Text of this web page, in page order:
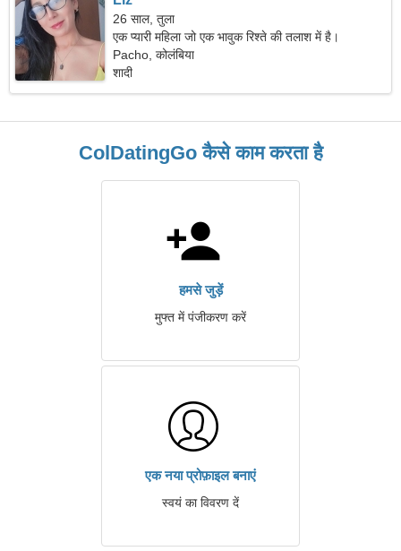
26 साल, तुला
एक प्यारी महिला जो एक भावुक रिश्ते की तलाश में है।
Pacho, कोलंबिया
शादी
ColDatingGo कैसे काम करता है
हमसे जुड़ें
मुफ्त में पंजीकरण करें
एक नया प्रोफ़ाइल बनाएं
स्वयं का विवरण दें